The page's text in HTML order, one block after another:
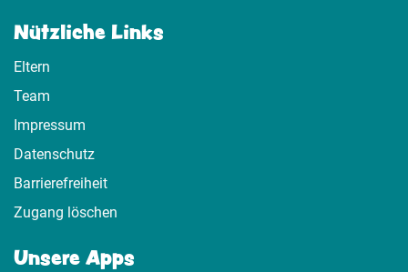
Nützliche Links
Eltern
Team
Impressum
Datenschutz
Barrierefreiheit
Zugang löschen
Unsere Apps